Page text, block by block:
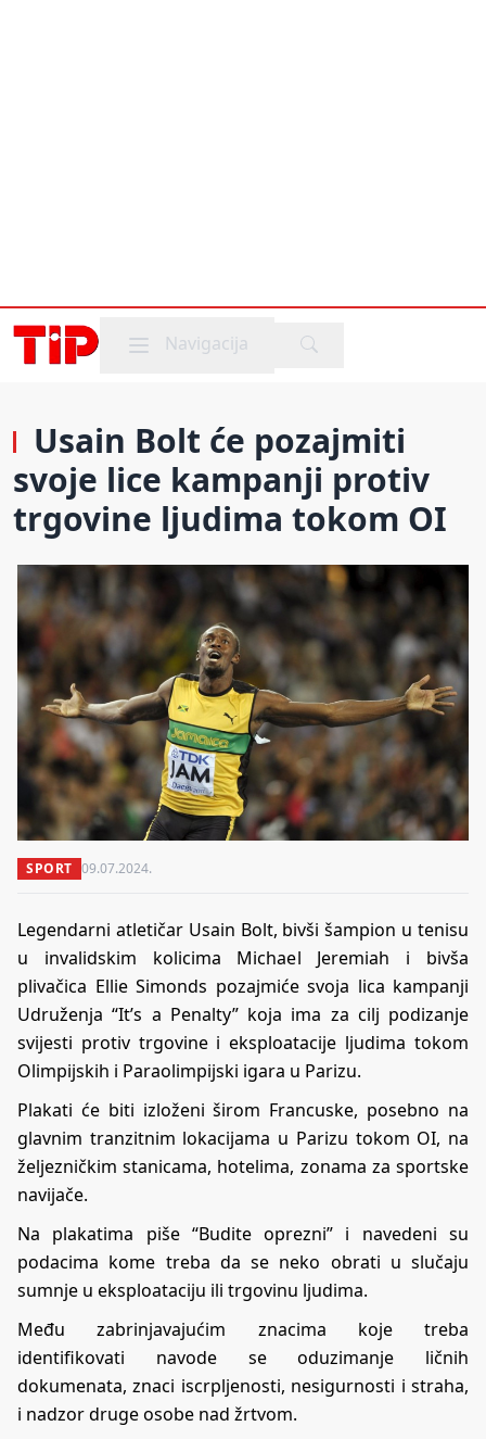
Mobile menu
Navigacija
Usain Bolt će pozajmiti
svoje lice kampanji protiv
trgovine ljudima tokom OI
SPORT 09.07.2024.
Legendarni atletičar Usain Bolt, bivši šampion u tenisu
u invalidskim kolicima Michael Jeremiah i bivša
plivačica Ellie Simonds pozajmiće svoja lica kampanji
Udruženja “It’s a Penalty” koja ima za cilj podizanje
svijesti protiv trgovine i eksploatacije ljudima tokom
Olimpijskih i Paraolimpijski igara u Parizu.
Plakati će biti izloženi širom Francuske, posebno na
glavnim tranzitnim lokacijama u Parizu tokom OI, na
željezničkim stanicama, hotelima, zonama za sportske
navijače.
Na plakatima piše “Budite oprezni” i navedeni su
podacima kome treba da se neko obrati u slučaju
sumnje u eksploataciju ili trgovinu ljudima.
Među zabrinjavajućim znacima koje treba
identifikovati navode se oduzimanje ličnih
dokumenata, znaci iscrpljenosti, nesigurnosti i straha,
i nadzor druge osobe nad žrtvom.